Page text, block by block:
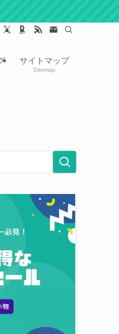
サイトマップ
Sitemap